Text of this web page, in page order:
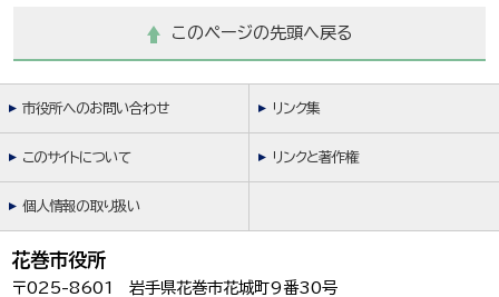
このページの先頭へ戻る
市役所へのお問い合わせ リンク集
このサイトについて リンクと著作権
個人情報の取り扱い
花巻市役所
〒025-8601 岩手県花巻市花城町9番30号